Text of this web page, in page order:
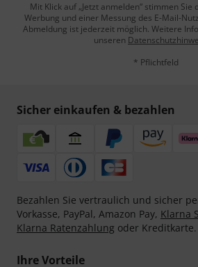
Mit Klick auf „Jetzt anmelden“ stimmen Sie
Werbung und einer Messung des E-Mail-
Abmeldung ist jederzeit möglich. Weitere
unseren
* Pflichtfeld
Sicher einkaufen & bezahlen
Bezahlen Sie vertraulich und sicher
Vorkasse, PayPal, Amazon Pay, Klarna
Klarna Ratenzahlung oder Kreditkarte.
Ihre Vorteile